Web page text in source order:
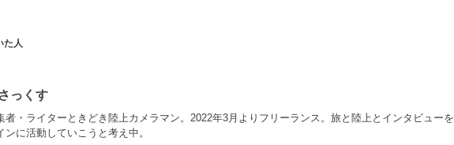
た人
っくす
者・ライターときどき陸上カメラマン。2022年3月よりフリーランス。旅と陸上とインタビューを
ンに活動していこうと考え中。